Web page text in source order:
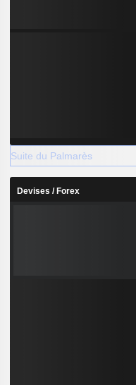
M 29 M 37 M
Suite du Palmarès
Devises / Forex